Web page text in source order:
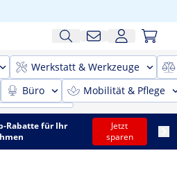
Werkstatt & Werkzeuge
Büro Mobilität & Pflege
Rabatte für Ihr
Jetzt
sparen